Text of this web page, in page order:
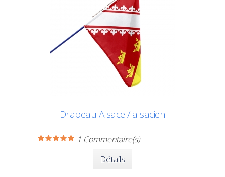
Drapeau Alsace / alsacien
1 Commentaire(s)
Détails